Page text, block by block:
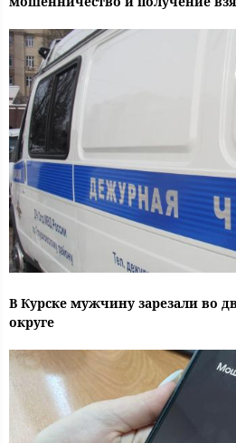
В Курске мужчину зарезали во
округе